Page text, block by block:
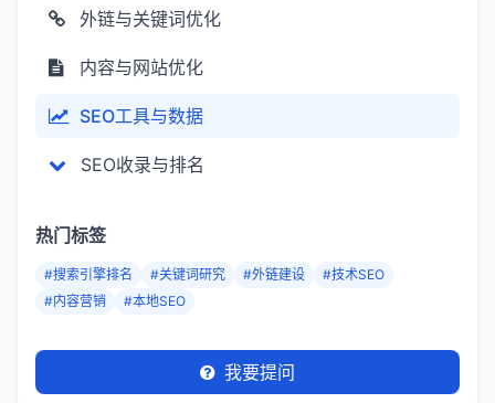
外链与关键词优化
内容与网站优化
SEO工具与数据
SEO收录与排名
热门标签
#搜索引擎排名 #关键词研究 #外链建设
#技术SEO
#内容营销
#本地SEO
我要提问